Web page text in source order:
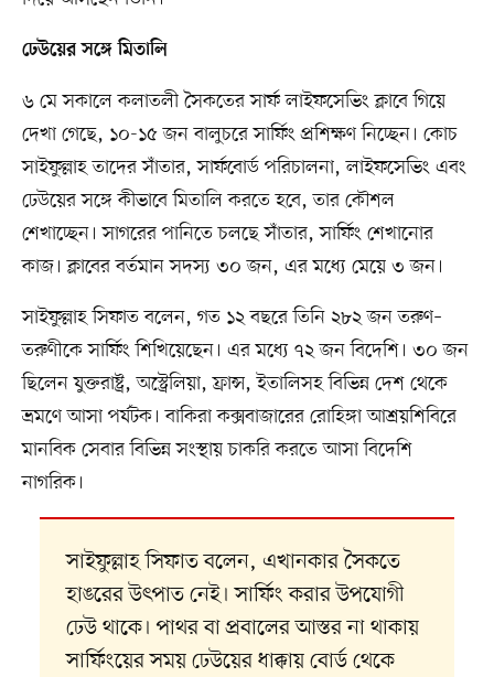
ঢেউয়ের সঙ্গে মিতালি
৬ মে সকালে কলাতলী সৈকতের সার্ফ লাইফসেভিং ক্লাবে গিয়ে
দেখা গেছে, ১০-১৫ জন বালুচরে সার্ফিং প্রশিক্ষণ নিচ্ছেন। কোচ
সাইফুল্লাহ তাদের সাঁতার, সার্ফবোর্ড পরিচালনা, লাইফসেভিং এবং
ঢেউয়ের সঙ্গে কীভাবে মিতালি করতে হবে, তার কৌশল
শেখাচ্ছেন। সাগরের পানিতে চলছে সাঁতার, সার্ফিং শেখানোর
কাজ। ক্লাবের বর্তমান সদস্য ৩০ জন, এর মধ্যে মেয়ে ৩ জন।
সাইফুল্লাহ সিফাত বলেন, গত ১২ বছরে তিনি ২৮২ জন তরুণ–
তরুণীকে সার্ফিং শিখিয়েছেন। এর মধ্যে ৭২ জন বিদেশি। ৩০ জন
ছিলেন যুক্তরাষ্ট্র, অস্ট্রেলিয়া, ফ্রান্স, ইতালিসহ বিভিন্ন দেশ থেকে
ভ্রমণে আসা পর্যটক। বাকিরা কক্সবাজারের রোহিঙ্গা আশ্রয়শিবিরে
মানবিক সেবার বিভিন্ন সংস্থায় চাকরি করতে আসা বিদেশি
নাগরিক।
সাইফুল্লাহ সিফাত বলেন, এখানকার সৈকতে
হাঙরের উৎপাত নেই। সার্ফিং করার উপযোগী
ঢেউ থাকে। পাথর বা প্রবালের আস্তর না থাকায়
সার্ফিংয়ের সময় ঢেউয়ের ধাক্কায় বোর্ড থেকে